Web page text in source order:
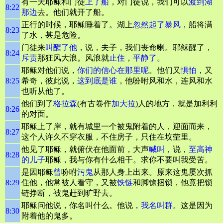
8:22
有一天耶稣和门徒 上了船 ，对门徒说，我们可以渡到湖
那边去。他们就开了船。
8:23
正行的时候，耶稣睡着了。湖上忽然起了暴风 ，船将满
了水，甚是危险。
8:24
门徒来叫醒了他 ，说，夫子，我们丧命喇。耶稣醒了，
斥责那狂风大浪。风浪就止住 ， 平静了 。
8:25
耶稣对他们说， 你们的信心在那里呢。他们又惧怕 ，又
希奇，彼此说， 这到底是谁 ，他吩咐风和水，连风和水
也听从他了。
8:26
他们到了格拉森(有古卷作加大拉)人的地方，就是加利利
的对面。
8:27
耶稣上了岸，就有城里一个被鬼附着的人，迎面而来，
这个人许久不穿衣服，不住房子，只住在坟茔里。
8:28
他见了耶稣，就俯伏在他面前，大声喊叫 ，说， 至高神
的儿子耶稣，我与你有什么相干。求你不要叫我受苦。
8:29
是因耶稣曾吩咐污鬼从那人身上出来。原来这鬼屡次抓
住他，他常被人看守，又被铁链和脚镣捆锁，他竟把锁
链挣断，被鬼赶到旷野去。
8:30
耶稣问他说，你名叫什么。他说， 我名叫群。这是因为
附着他的鬼多。